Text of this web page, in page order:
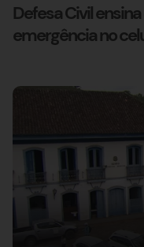
Defesa Civil
emergência no